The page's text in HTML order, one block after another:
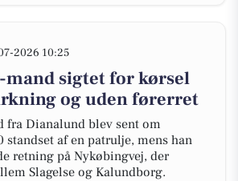
2026 10:25
sigtet for kørsel
og uden førerret
fra Dianalund blev sent om
standset af en patrulje, mens han
retning på Nykøbingvej, der
Slagelse og Kalundborg.